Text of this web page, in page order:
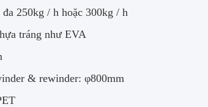
250kg / h hoặc 300kg / h
tráng như EVA
& rewinder: φ800mm